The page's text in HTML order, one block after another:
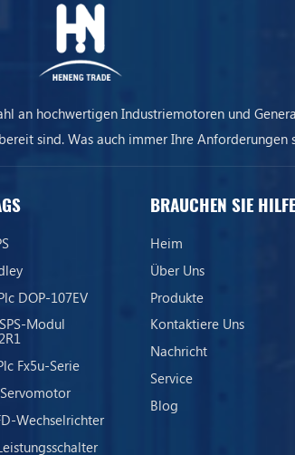
an hochwertigen Industriemotoren und
sind. Was auch immer Ihre Anforderungen
dafür, dass Ihr Unternehmen immer am Laufen
DOP-107EV
Modul
Fx5u-Serie
Wechselrichter
BRAUCHEN SIE HILFE
Heim
Über Uns
Produkte
Kontaktiere Uns
Nachricht
Service
Blog